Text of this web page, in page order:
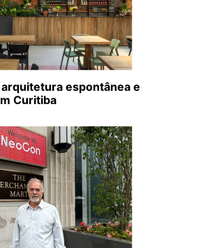
espontânea e
Curitiba